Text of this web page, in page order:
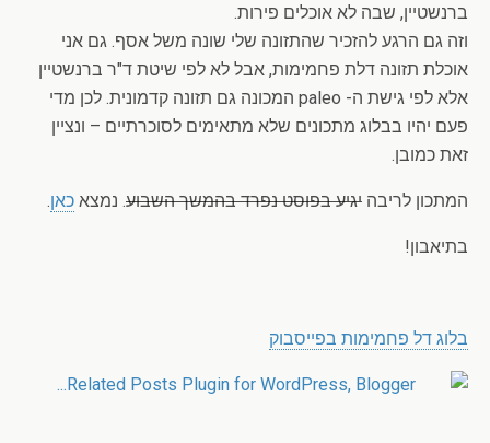
ברנשטיין, שבה לא אוכלים פירות.
וזה גם הרגע להזכיר שהתזונה שלי שונה משל אסף. גם אני
אוכלת תזונה דלת פחמימות, אבל לא לפי שיטת ד"ר ברנשטיין
אלא לפי גישת ה- paleo המכונה גם תזונה קדמונית. לכן מדי
פעם יהיו בבלוג מתכונים שלא מתאימים לסוכרתיים – ונציין
זאת כמובן.
המתכון לריבה יגיע בפוסט נפרד בהמשך השבוע. נמצא כאן.
בתיאבון!
בלוג דל פחמימות בפייסבוק